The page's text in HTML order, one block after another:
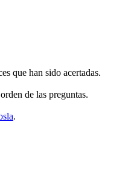
que han sido acertadas.
de las preguntas.
.